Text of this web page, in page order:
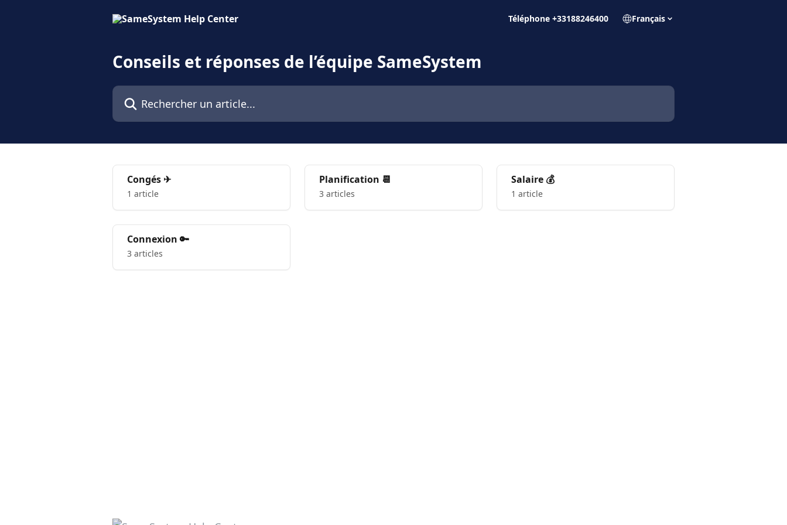
Téléphone +33188246400 Français
Conseils et réponses de l’équipe SameSystem
Rechercher un article...
Congés ✈
1 article
Planification 📆
3 articles
Salaire 💰
1 article
Connexion 🔑
3 articles